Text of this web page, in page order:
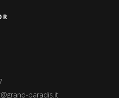
paradis.it